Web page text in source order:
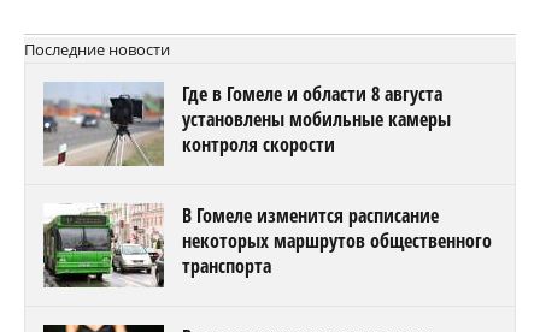
Последние новости
Где в Гомеле и области 8 августа
установлены мобильные камеры
контроля скорости
В Гомеле изменится расписание
некоторых маршрутов общественного
транспорта